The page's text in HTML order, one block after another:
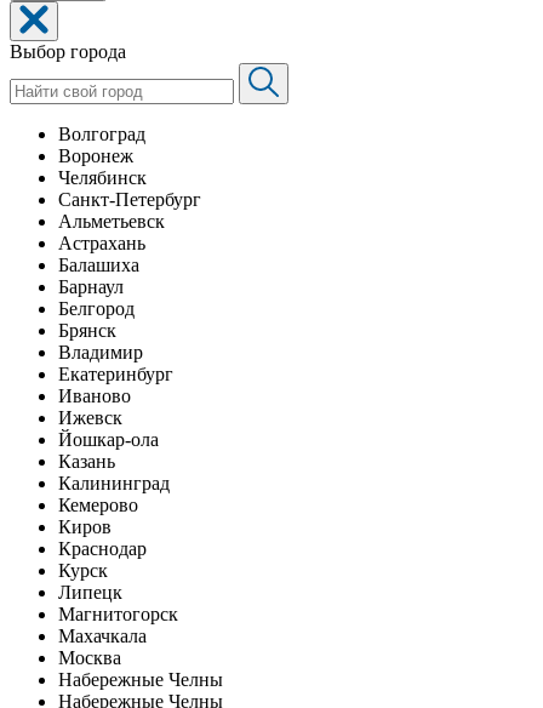
Выбор города
Волгоград
Воронеж
Челябинск
Санкт-Петербург
Альметьевск
Астрахань
Балашиха
Барнаул
Белгород
Брянск
Владимир
Екатеринбург
Иваново
Ижевск
Йошкар-ола
Казань
Калининград
Кемерово
Киров
Краснодар
Курск
Липецк
Магнитогорск
Махачкала
Москва
Набережные Челны
Набережные Челны